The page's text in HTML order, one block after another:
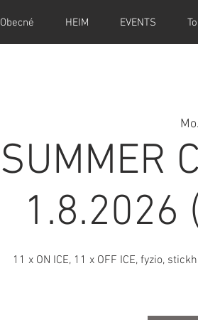
Obecné HEIM EVENTS
SUMMER
1.8.2026
11 x ON ICE, 11 x OFF ICE, fyzio,